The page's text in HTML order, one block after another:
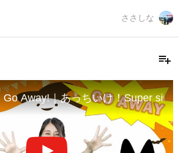
ささしな
playlist_add
Away!｜あっちいけ！Super